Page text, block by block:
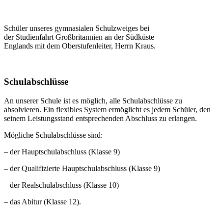
Schüler unseres gymnasialen Schulzweiges bei
der Studienfahrt Großbritannien an der Südküste
Englands mit dem Oberstufenleiter, Herrn Kraus.
Schulabschlüsse
An unserer Schule ist es möglich, alle Schulabschlüsse zu
absolvieren. Ein flexibles System ermöglicht es jedem Schüler, den
seinem Leistungsstand entsprechenden Abschluss zu erlangen.
Mögliche Schulabschlüsse sind:
– der Hauptschulabschluss (Klasse 9)
– der Qualifizierte Hauptschulabschluss (Klasse 9)
– der Realschulabschluss (Klasse 10)
– das Abitur (Klasse 12).